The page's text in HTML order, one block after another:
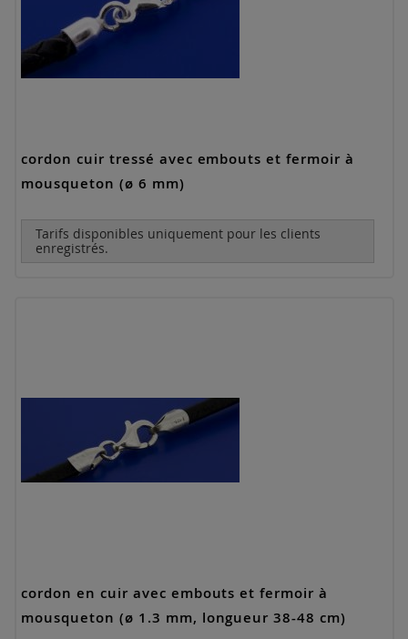
cordon cuir tressé avec embouts et fermoir à
mousqueton (ø 6 mm)
Tarifs disponibles uniquement pour les clients
enregistrés.
cordon en cuir avec embouts et fermoir à
mousqueton (ø 1.3 mm, longueur 38-48 cm)